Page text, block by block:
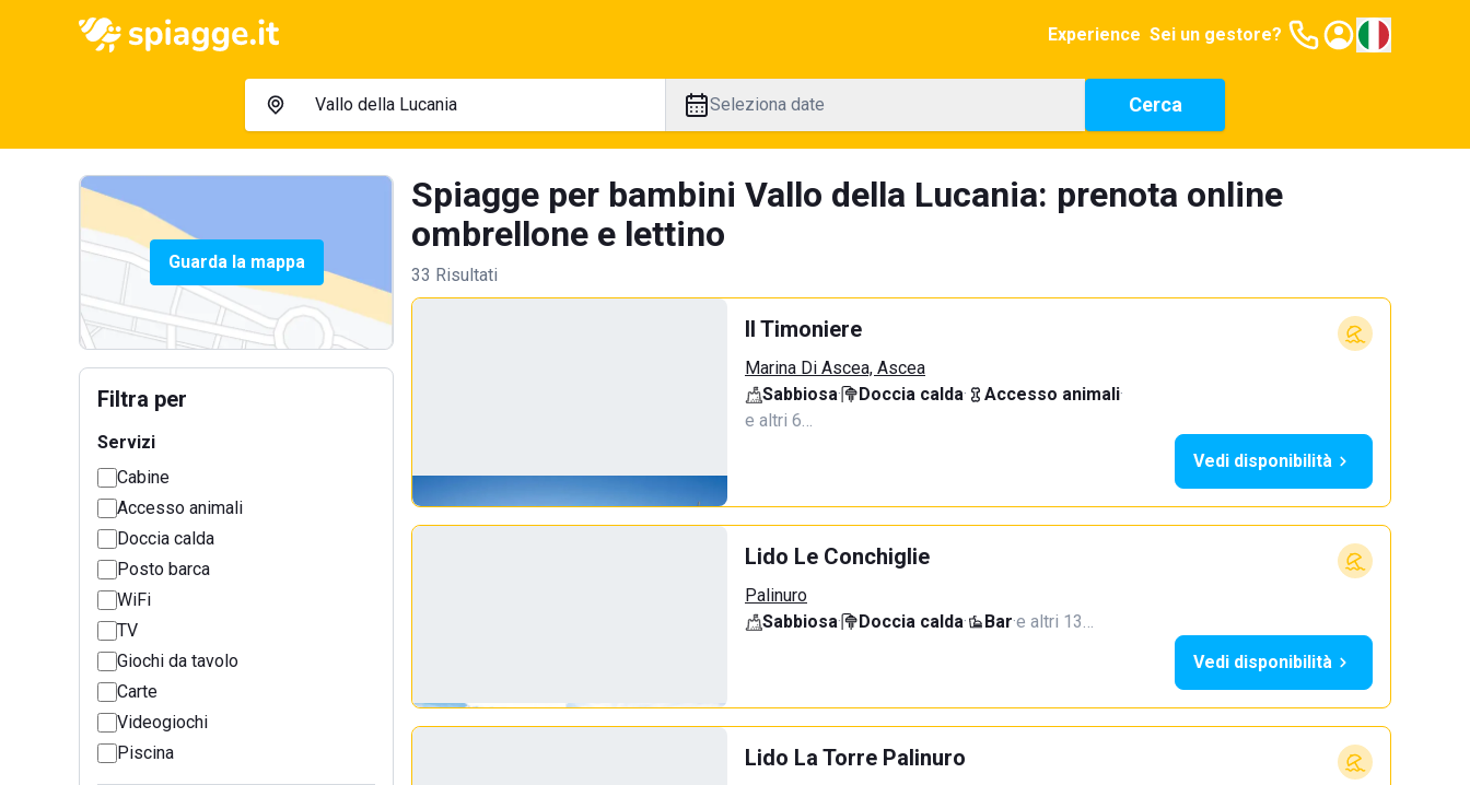
Experience Sei un gestore?
Seleziona date Cerca
Guarda la mappa
Filtra per
Servizi
Cabine
Accesso animali
Doccia calda
Posto barca
WiFi
TV
Giochi da tavolo
Carte
Videogiochi
Piscina
Spiagge per bambini Vallo della Lucania: prenota online
ombrellone e lettino
33 Risultati
Il Timoniere
Marina Di Ascea, Ascea
Sabbiosa· Doccia calda· Accesso animali·
e altri 6…
Vedi disponibilità
Lido Le Conchiglie
Palinuro
Sabbiosa· Doccia calda· Bar·e altri 13…
Vedi disponibilità
Lido La Torre Palinuro